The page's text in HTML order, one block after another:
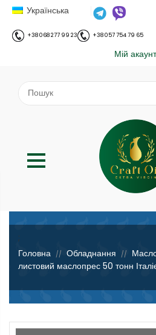
Українська
+38 068 277 99 23 +38 057 754 79 65
Мій акаунт
;
Головна // Обладнання //
листовий маслопрес 50 тонн